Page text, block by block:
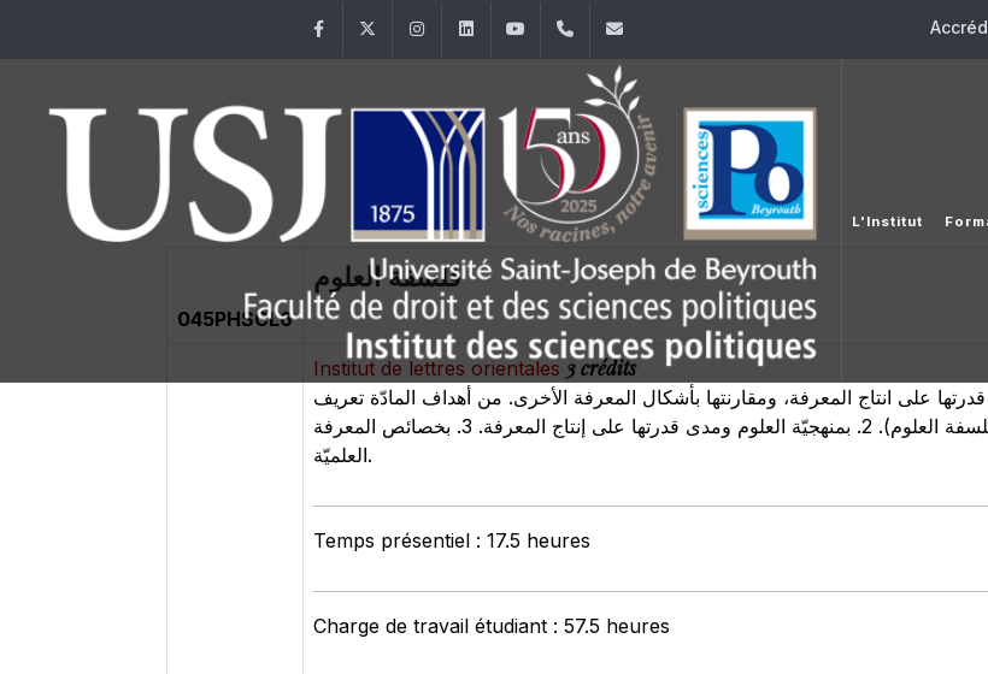
FacebookTwitter InstagramLinkedInYouTube+961 (1) 421 443
L'Institut
045PHSCL6
فلسفة العلوم
Institut de lettres orientales 3 crédits
على انتاج المعرفة، ومقارنتها بأشكال المعرفة الأخرى. من أهداف المادّة تعريف
الطلاّب 1. بمجال فلسفيّ معاصر (الإبستيمولوجيا أو فلسفة العلوم). 2. بمنهجيّة العلوم ومدى قدرتها على إنتاج المعرفة. 3. بخصائص المعرفة
العلميّة.
Temps présentiel : 17.5 heures
Charge de travail étudiant : 57.5 heures